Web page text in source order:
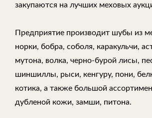
закупаются на лучших меховых
Предприятие производит шубы из
норки, бобра, соболя, каракульчи,
мутона, волка, черно-бурой лисы,
шиншиллы, рыси, кенгуру, пони,
котика, а также большой
дубленой кожи, замши, питона.